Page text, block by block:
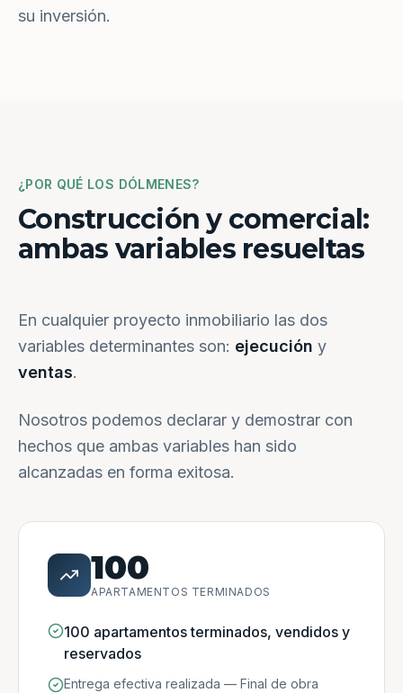
su inversión.
¿POR QUÉ LOS DÓLMENES?
Construcción y comercial:
ambas variables resueltas
En cualquier proyecto inmobiliario las dos
variables determinantes son: ejecución y
ventas.
Nosotros podemos declarar y demostrar con
hechos que ambas variables han sido
alcanzadas en forma exitosa.
100
APARTAMENTOS TERMINADOS
100 apartamentos terminados, vendidos y
reservados
Entrega efectiva realizada — Final de obra